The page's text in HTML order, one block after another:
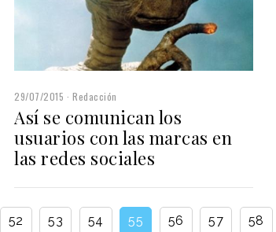
29/07/2015 Redacción
Así se comunican los
usuarios con las marcas en
las redes sociales
52 53 54 55 56 57 58